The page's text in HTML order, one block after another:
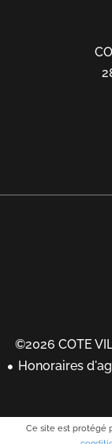
©2026 COTE
Honoraires
Ce site est protégé